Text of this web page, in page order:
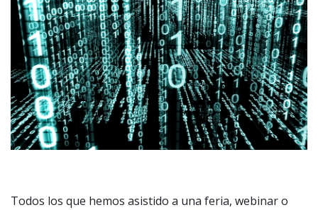
Todos los que hemos asistido a una feria, webinar o